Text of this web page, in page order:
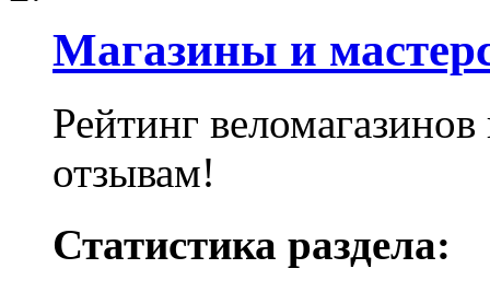
Магазины и
Рейтинг
отзывам!
Статистика раздела: